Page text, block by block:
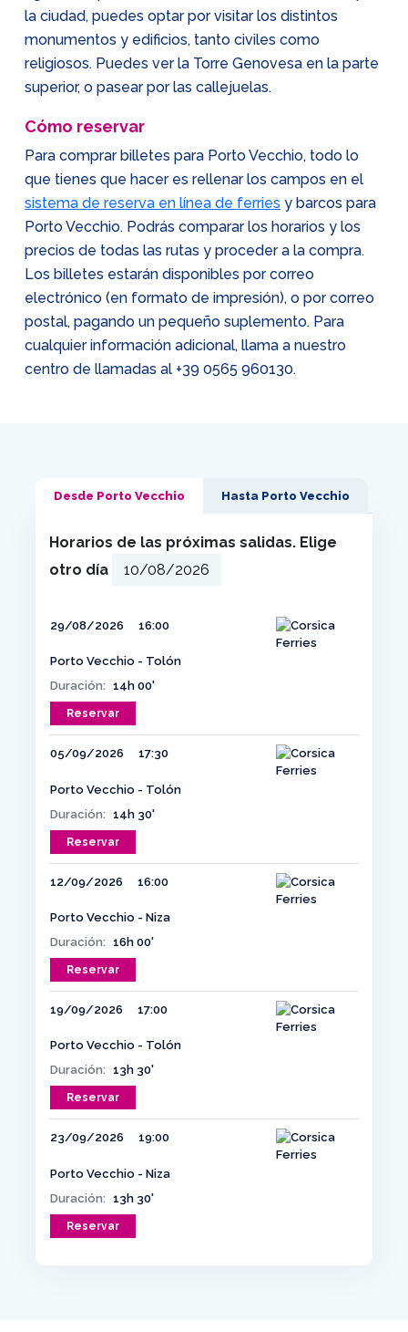
la ciudad, puedes optar por visitar los distintos
monumentos y edificios, tanto civiles como
religiosos. Puedes ver la Torre Genovesa en la parte
superior, o pasear por las callejuelas.
Cómo reservar
Para comprar billetes para Porto Vecchio, todo lo
que tienes que hacer es rellenar los campos en el
sistema de reserva en línea de ferries y barcos para
Porto Vecchio. Podrás comparar los horarios y los
precios de todas las rutas y proceder a la compra.
Los billetes estarán disponibles por correo
electrónico (en formato de impresión), o por correo
postal, pagando un pequeño suplemento. Para
cualquier información adicional, llama a nuestro
centro de llamadas al +39 0565 960130.
Desde Porto Vecchio Hasta Porto Vecchio
Horarios de las próximas salidas. Elige
otro día
29/08/2026 16:00
Porto Vecchio - Tolón
Duración: 14h 00'
Reservar
05/09/2026 17:30
Porto Vecchio - Tolón
Duración: 14h 30'
Reservar
12/09/2026 16:00
Porto Vecchio - Niza
Duración: 16h 00'
Reservar
19/09/2026 17:00
Porto Vecchio - Tolón
Duración: 13h 30'
Reservar
23/09/2026 19:00
Porto Vecchio - Niza
Duración: 13h 30'
Reservar